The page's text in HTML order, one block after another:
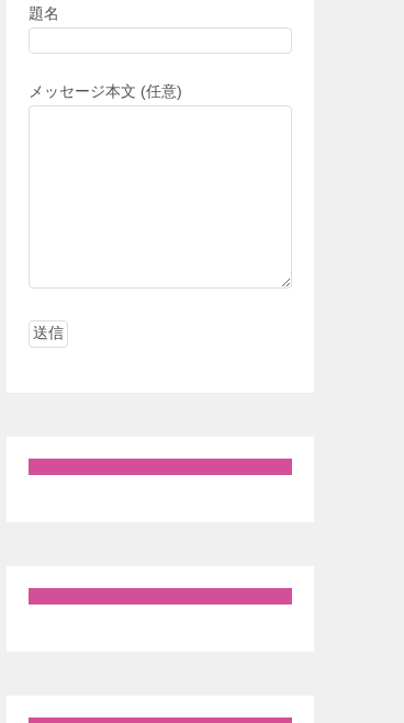
題名
メッセージ本文 (任意)